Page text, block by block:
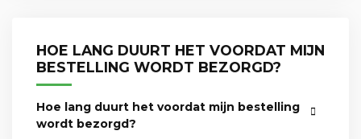
HOE LANG DUURT HET VOORDAT MIJN
BESTELLING WORDT BEZORGD?
Hoe lang duurt het voordat mijn bestelling
wordt bezorgd?